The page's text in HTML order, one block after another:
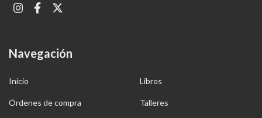
Navegación
Inicio Libros
Órdenes de compra Talleres